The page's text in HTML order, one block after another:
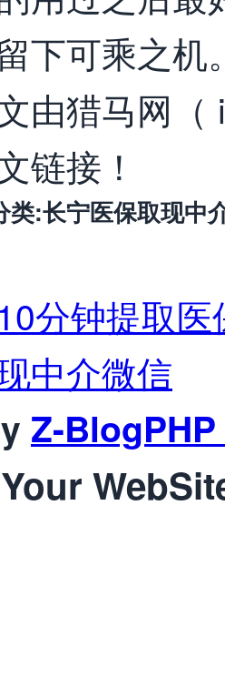
下可乘之机
猎马网（
链接！
类:长宁医保取现中
分钟提取医
中介微信
Z-